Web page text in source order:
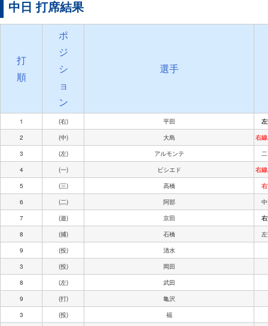
中日 打席結果
打
順
ポ
ジ
シ
ョ
ン
選手
1 (右) 平田
2
(中) 大島
右
3
(左) アルモンテ
4
(一) ビシエド
右
5
(三) 高橋
6
(二) 阿部
7
(遊) 京田
8
(捕) 石橋
9
(投)
清水
3
(投)
岡田
8
(左)
武田
9
(打)
亀沢
3
(投)
福